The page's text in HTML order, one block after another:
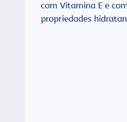
com Vitamina E e
propriedades